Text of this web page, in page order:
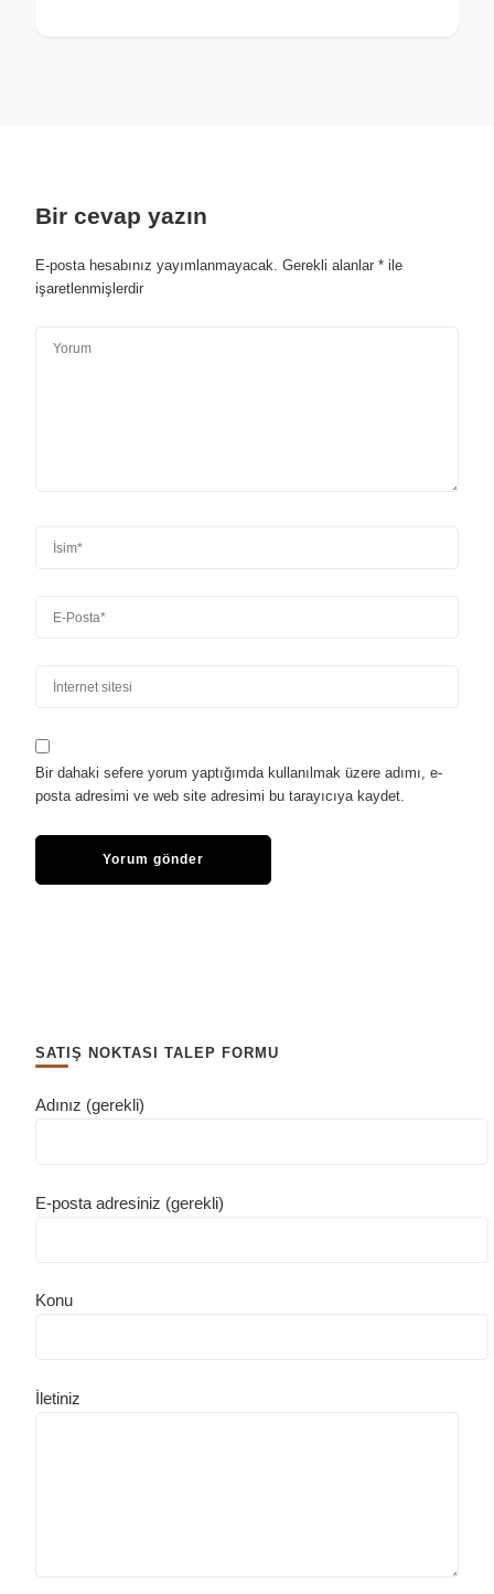
Bir cevap yazın
E-posta hesabınız yayımlanmayacak. Gerekli alanlar * ile
işaretlenmişlerdir
Bir dahaki sefere yorum yaptığımda kullanılmak üzere adımı, e-
posta adresimi ve web site adresimi bu tarayıcıya kaydet.
SATIŞ NOKTASI TALEP FORMU
Adınız (gerekli)
E-posta adresiniz (gerekli)
Konu
İletiniz